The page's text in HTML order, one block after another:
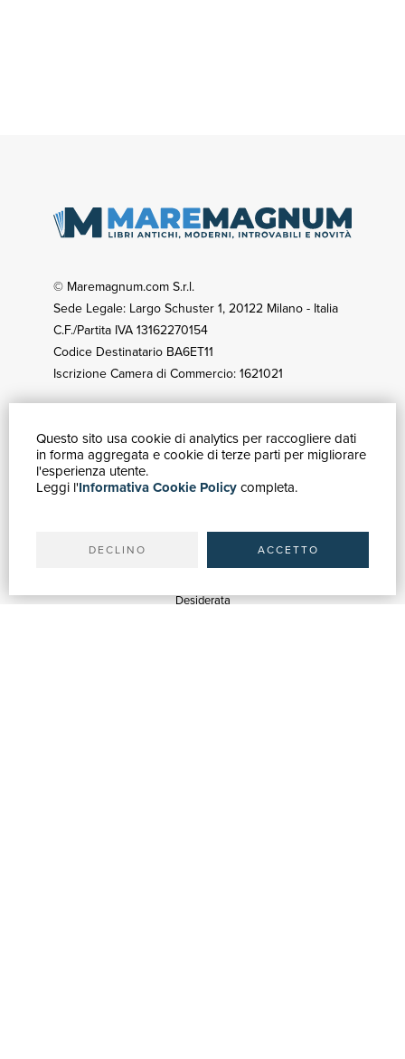
Questo sito usa cookie di analytics per raccogliere dati
in forma aggregata e cookie di terze parti per migliorare
l'esperienza utente.
Leggi l'Informativa Cookie Policycompleta.
DECLINO ACCETTO
© Maremagnum.com S.r.l.
Sede Legale: Largo Schuster 1, 20122 Milano - Italia
C.F./Partita IVA 13162270154
Codice Destinatario BA6ET11
Iscrizione Camera di Commercio: 1621021
GUIDA ACQUISTI
Ricerca avanzata
Spedizioni
Desiderata